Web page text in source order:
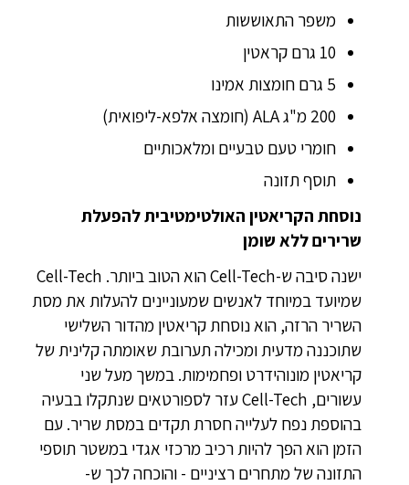
משפר התאוששות
10 גרם קראטין
5 גרם חומצות אמינו
200 מ"ג ALA (חומצה אלפא-ליפואית)
חומרי טעם טבעיים ומלאכותיים
תוסף תזונה
נוסחת הקריאטין האולטימטיבית להפעלת
שרירים ללא שומן
ישנה סיבה ש-Cell-Tech הוא הטוב ביותר. Cell-Tech
שמיועד במיוחד לאנשים שמעוניינים להעלות את מסת
השריר הרזה, הוא נוסחת קריאטין מהדור השלישי
שתוכננה מדעית ומכילה תערובת שאומתה קלינית של
קריאטין מונוהידרט ופחמימות. במשך מעל שני
עשורים, Cell-Tech עזר לספורטאים שנתקלו בבעיה
בהוספת נפח לעלייה חסרת תקדים במסת שריר. עם
הזמן הוא הפך להיות רכיב מרכזי אגדי במשטר תוספי
התזונה של מתחרים רציניים - והוכחה לכך ש-